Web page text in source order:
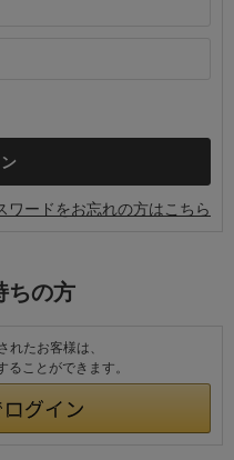
ワードをお忘れの方はこちら
ちの方
たお客様は、
ことができます。